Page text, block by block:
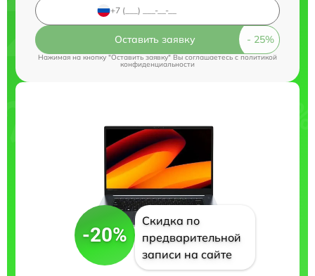
Оставить заявку
Нажимая на кнопку "Оставить заявку" Вы соглашаетесь cполитикой
конфиденциальности
-20%
Скидка по
предварительной
записи на сайте